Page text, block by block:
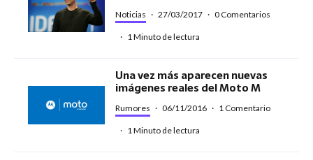
Noticias · 27/03/2017 · 0 Comentarios
· 1 Minuto de lectura
Una vez más aparecen nuevas
imágenes reales del Moto M
Rumores · 06/11/2016 · 1 Comentario
· 1 Minuto de lectura